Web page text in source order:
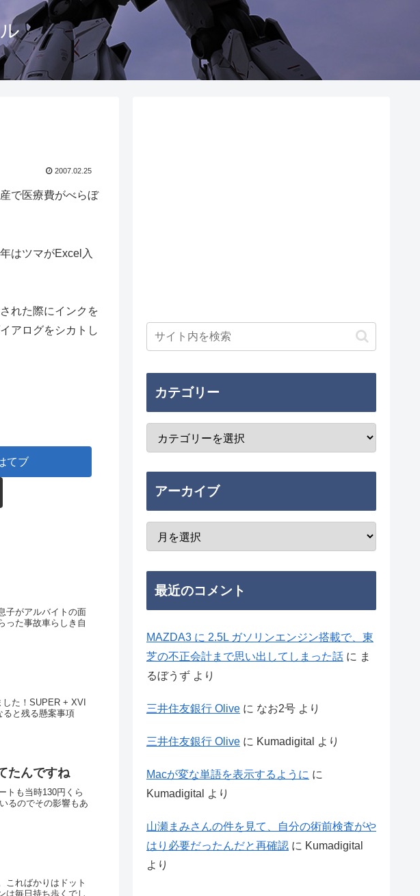
2007.02.25
で医療費がべらぼ
はツマがExcel入
れた際にインクを
アログをシカトし
てブ
子がアルバイトの面
った事故車らしき自
た！SUPER + XVI
ると残る懸案事項
たんですね
トも当時130円くら
るのでその影響もあ
こればかりはドット
は毎日持ち歩くでし
カテゴリー
アーカイブ
最近のコメント
MAZDA3 に 2.5L ガソリンエンジン搭載で、東
芝の不正会計まで思い出してしまった話 に ま
るぼうず より
三井住友銀行 Olive に なお2号 より
三井住友銀行 Olive に Kumadigital より
Macが変な単語を表示するように に
Kumadigital
より
山瀬まみさんの件を見て、自分の術前検査がや
はり必要だったんだと再確認 に Kumadigital
より